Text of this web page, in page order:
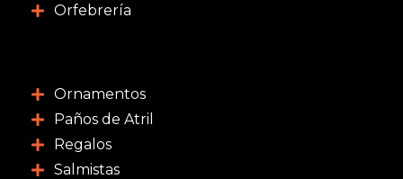
Orfebrería
Ornamentos
Paños de Atril
Regalos
Salmistas